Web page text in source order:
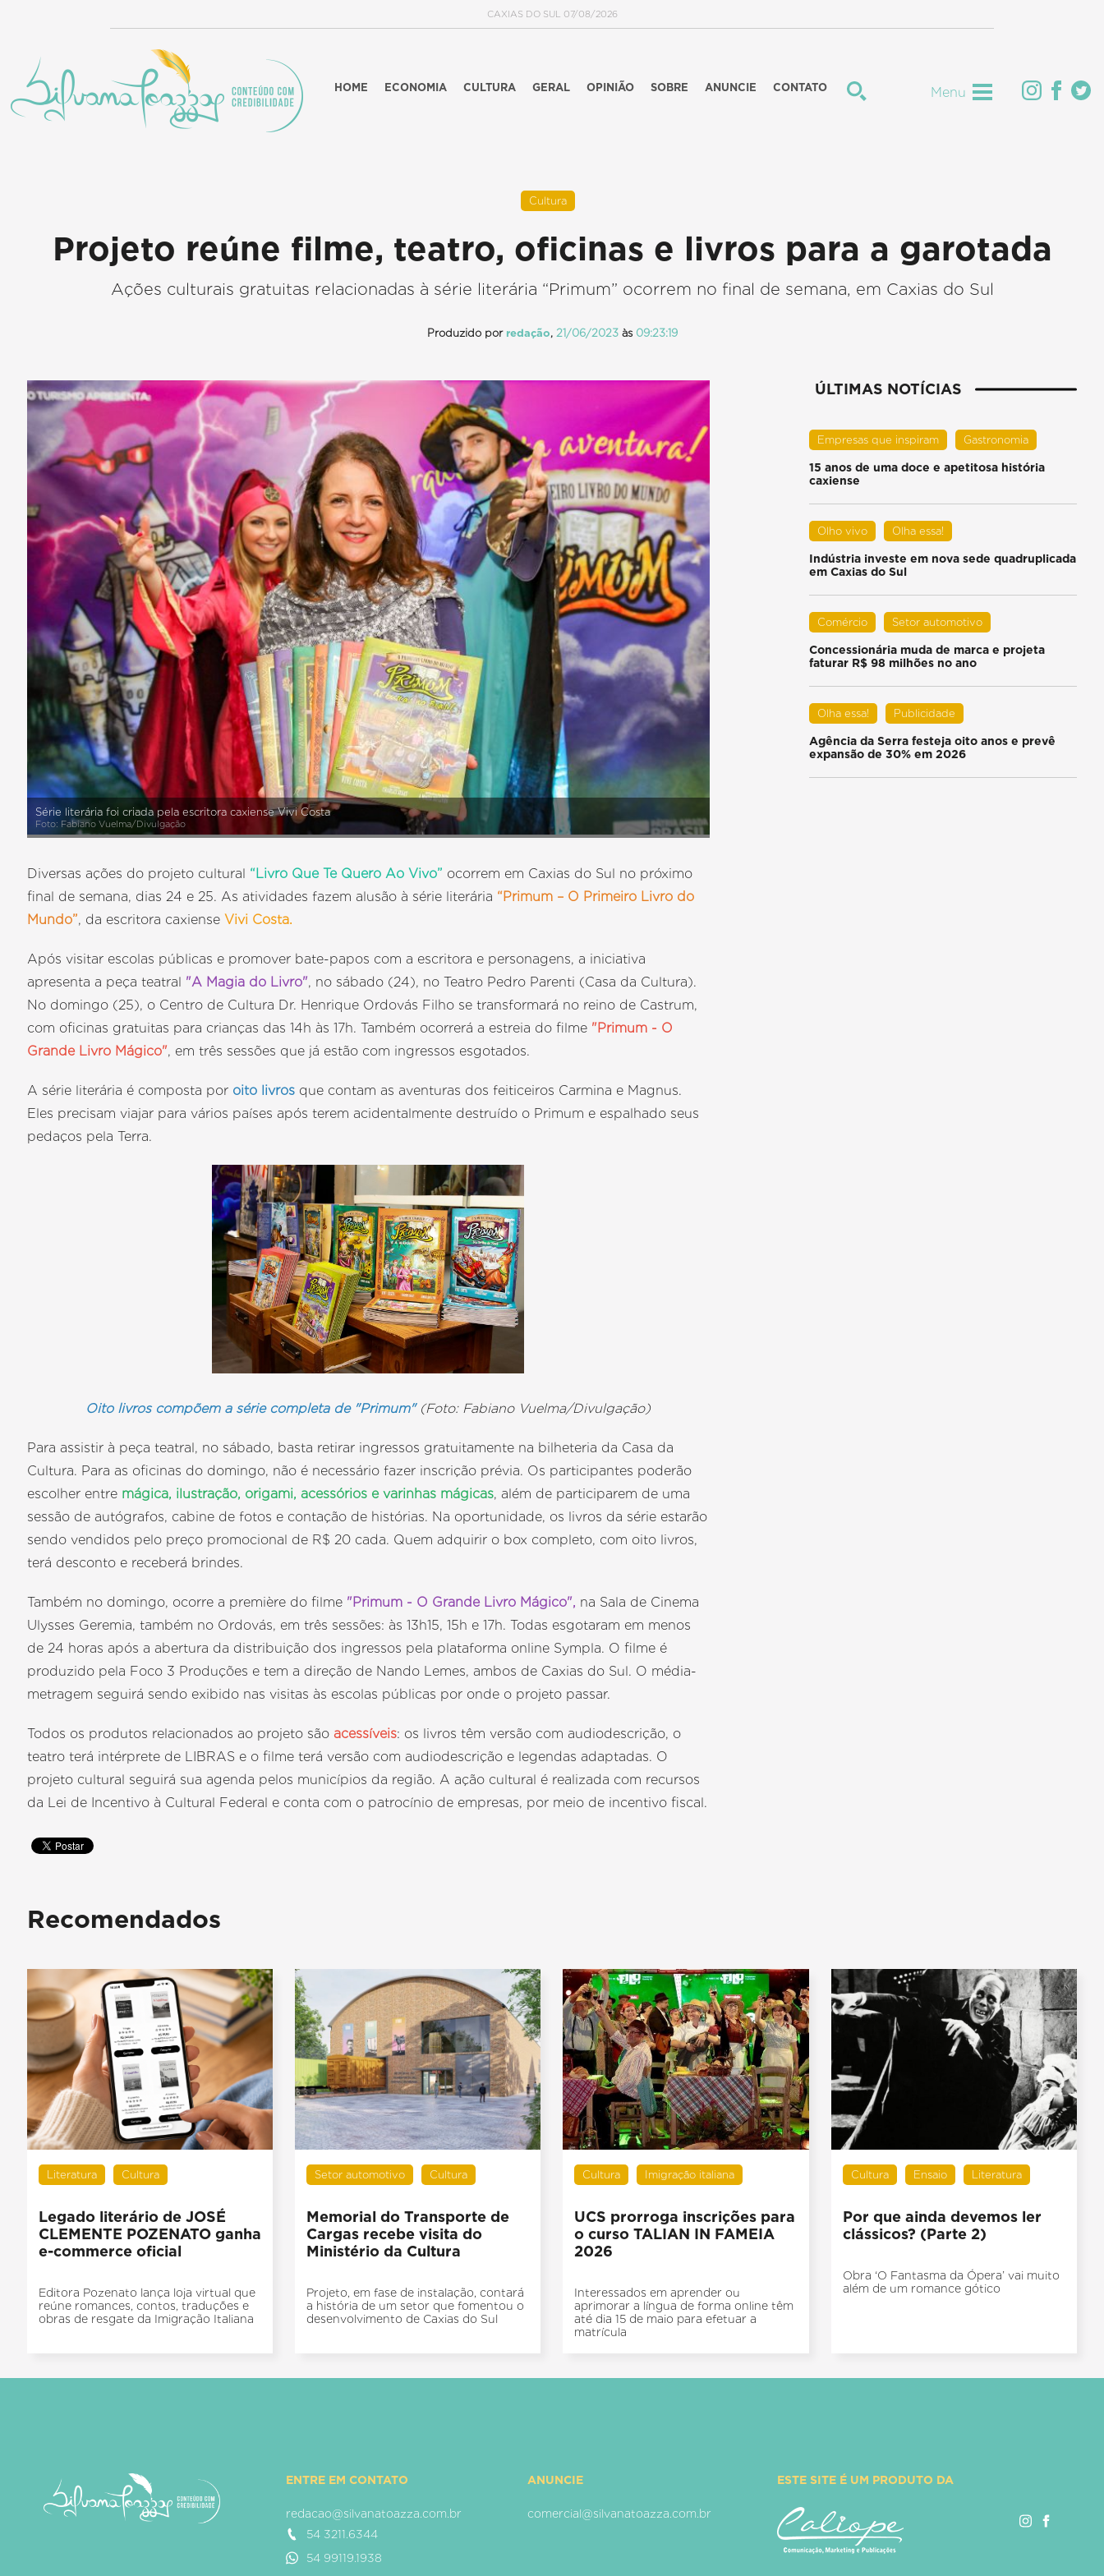
CAXIAS DO SUL 07/08/2026
HOME ECONOMIA CULTURA GERAL OPINIÃO SOBRE ANUNCIE CONTATO Menu
Cultura
Projeto reúne filme, teatro, oficinas e livros para a garotada
Ações culturais gratuitas relacionadas à série literária “Primum” ocorrem no final de semana, em Caxias do Sul
Produzido por redação, 21/06/2023às 09:23:19
Série literária foi criada pela escritora caxiense Vivi Costa
Foto: Fabiano Vuelma/Divulgação
Diversas ações do projeto cultural “Livro Que Te Quero Ao Vivo” ocorrem em Caxias do Sul no próximo
final de semana, dias 24 e 25. As atividades fazem alusão à série literária “Primum – O Primeiro Livro do
Mundo”, da escritora caxiense Vivi Costa.
Após visitar escolas públicas e promover bate-papos com a escritora e personagens, a iniciativa
apresenta a peça teatral "A Magia do Livro", no sábado (24), no Teatro Pedro Parenti (Casa da Cultura).
No domingo (25), o Centro de Cultura Dr. Henrique Ordovás Filho se transformará no reino de Castrum,
com oficinas gratuitas para crianças das 14h às 17h. Também ocorrerá a estreia do filme "Primum - O
Grande Livro Mágico", em três sessões que já estão com ingressos esgotados.
A série literária é composta por oito livros que contam as aventuras dos feiticeiros Carmina e Magnus.
Eles precisam viajar para vários países após terem acidentalmente destruído o Primum e espalhado seus
pedaços pela Terra.
Oito livros compõem a série completa de "Primum" (Foto: Fabiano Vuelma/Divulgação)
Para assistir à peça teatral, no sábado, basta retirar ingressos gratuitamente na bilheteria da Casa da
Cultura. Para as oficinas do domingo, não é necessário fazer inscrição prévia. Os participantes poderão
escolher entre mágica, ilustração, origami, acessórios e varinhas mágicas, além de participarem de uma
sessão de autógrafos, cabine de fotos e contação de histórias. Na oportunidade, os livros da série estarão
sendo vendidos pelo preço promocional de R$ 20 cada. Quem adquirir o box completo, com oito livros,
terá desconto e receberá brindes.
Também no domingo, ocorre a première do filme "Primum - O Grande Livro Mágico", na Sala de Cinema
Ulysses Geremia, também no Ordovás, em três sessões: às 13h15, 15h e 17h. Todas esgotaram em menos
de 24 horas após a abertura da distribuição dos ingressos pela plataforma online Sympla. O filme é
produzido pela Foco 3 Produções e tem a direção de Nando Lemes, ambos de Caxias do Sul. O média-
metragem seguirá sendo exibido nas visitas às escolas públicas por onde o projeto passar.
Todos os produtos relacionados ao projeto são acessíveis: os livros têm versão com audiodescrição, o
teatro terá intérprete de LIBRAS e o filme terá versão com audiodescrição e legendas adaptadas. O
projeto cultural seguirá sua agenda pelos municípios da região. A ação cultural é realizada com recursos
da Lei de Incentivo à Cultural Federal e conta com o patrocínio de empresas, por meio de incentivo fiscal.
ÚLTIMAS NOTÍCIAS
Empresas que inspiram Gastronomia
15 anos de uma doce e apetitosa história
caxiense
Olho vivo Olha essa!
Indústria investe em nova sede quadruplicada
em Caxias do Sul
Comércio Setor automotivo
Concessionária muda de marca e projeta
faturar R$ 98 milhões no ano
Olha essa! Publicidade
Agência da Serra festeja oito anos e prevê
expansão de 30% em 2026
Recomendados
Literatura Cultura
Legado literário de JOSÉ
CLEMENTE POZENATO ganha
e-commerce oficial
Editora Pozenato lança loja virtual que
reúne romances, contos, traduções e
obras de resgate da Imigração Italiana
Setor automotivo Cultura
Memorial do Transporte de
Cargas recebe visita do
Ministério da Cultura
Projeto, em fase de instalação, contará
a história de um setor que fomentou o
desenvolvimento de Caxias do Sul
Cultura Imigração italiana
UCS prorroga inscrições para
o curso TALIAN IN FAMEIA
2026
Interessados em aprender ou
aprimorar a língua de forma online têm
até dia 15 de maio para efetuar a
matrícula
Cultura Ensaio Literatura
Por que ainda devemos ler
clássicos? (Parte 2)
Obra ‘O Fantasma da Ópera’ vai muito
além de um romance gótico
ENTRE EM CONTATO
redacao@silvanatoazza.com.br
54 3211.6344
54 99119.1938
ANUNCIE
comercial@silvanatoazza.com.br
ESTE SITE É UM PRODUTO DA